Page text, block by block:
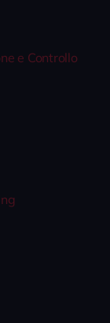
e Controllo